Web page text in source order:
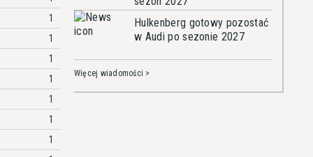
1
1
1
1
1
1
1
Hulkenberg gotowy pozostać
w Audi po sezonie 2027
Więcej wiadomości >